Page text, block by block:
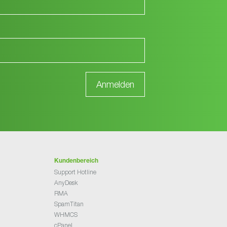
Kundenbereich
Support Hotline
AnyDesk
RMA
SpamTitan
WHMCS
cPanel